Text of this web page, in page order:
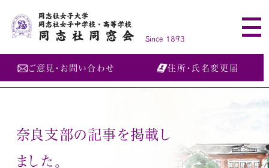
同志社女子大学
同志社女子中学校・高等学校
同志社同窓会 Since 1893
ご意見・お問い合わせ 住所・氏名変更届
奈良支部の記事を掲載し
ました。